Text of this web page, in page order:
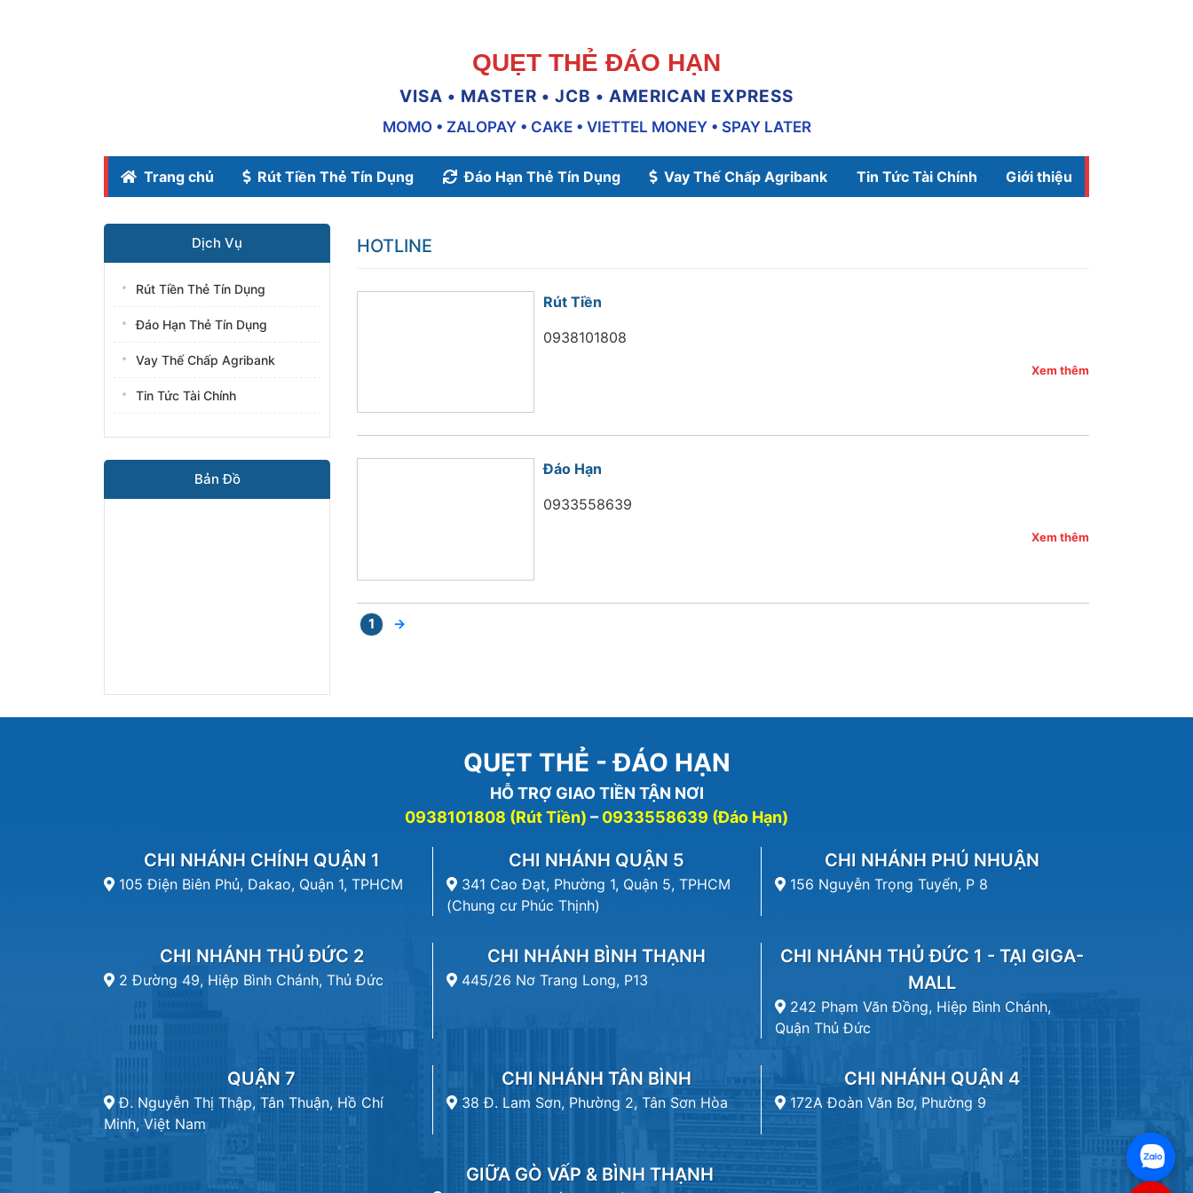
QUẸT THẺ ĐÁO HẠN
VISA • MASTER • JCB • AMERICAN EXPRESS
MOMO • ZALOPAY • CAKE • VIETTEL MONEY • SPAY LATER
Trang chủ Rút Tiền Thẻ Tín Dụng Đáo Hạn Thẻ Tín Dụng Vay Thế Chấp Agribank Tin Tức Tài Chính Giới thiệu
Dịch Vụ
Rút Tiền Thẻ Tín Dụng
Đáo Hạn Thẻ Tín Dụng
Vay Thế Chấp Agribank
Tin Tức Tài Chính
Bản Đồ
HOTLINE
Rút Tiền
0938101808
Xem thêm
Đáo Hạn
0933558639
Xem thêm
1 →
QUẸT THẺ - ĐÁO HẠN
HỖ TRỢ GIAO TIỀN TẬN NƠI
0938101808 (Rút Tiền) – 0933558639 (Đáo Hạn)
CHI NHÁNH CHÍNH QUẬN 1
105 Điện Biên Phủ, Dakao, Quận 1, TPHCM
CHI NHÁNH QUẬN 5
341 Cao Đạt, Phường 1, Quận 5, TPHCM
(Chung cư Phúc Thịnh)
CHI NHÁNH PHÚ NHUẬN
156 Nguyễn Trọng Tuyển, P 8
CHI NHÁNH THỦ ĐỨC 2
2 Đường 49, Hiệp Bình Chánh, Thủ Đức
CHI NHÁNH BÌNH THẠNH
445/26 Nơ Trang Long, P13
CHI NHÁNH THỦ ĐỨC 1 - TẠI GIGA-
MALL
242 Phạm Văn Đồng, Hiệp Bình Chánh,
Quận Thủ Đức
QUẬN 7
Đ. Nguyễn Thị Thập, Tân Thuận, Hồ Chí
Minh, Việt Nam
CHI NHÁNH TÂN BÌNH
38 Đ. Lam Sơn, Phường 2, Tân Sơn Hòa
CHI NHÁNH QUẬN 4
172A Đoàn Văn Bơ, Phường 9
GIỮA GÒ VẤP & BÌNH THẠNH